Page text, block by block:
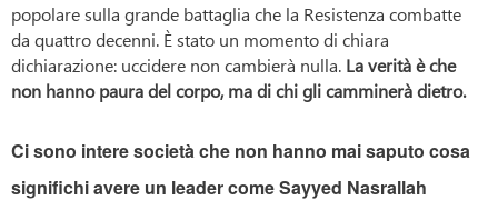
popolare sulla grande battaglia che la Resistenza combatte
da quattro decenni. È stato un momento di chiara
dichiarazione: uccidere non cambierà nulla. La verità è che
non hanno paura del corpo, ma di chi gli camminerà dietro.
Ci sono intere società che non hanno mai saputo cosa
significhi avere un leader come Sayyed Nasrallah